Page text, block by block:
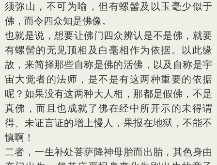
须弥山，不可为喻，但有螺髻及以玉毫少似于
佛，而令四众知是佛像。
也就是说，想要让佛门四众辨认是不是佛，就要
有螺髻的无见顶相及白毫相作为依据。以此缘
故，来简择那些自称是佛的活佛，以及自称是宇
宙大觉者的法师，是不是有这两种重要的依据
呢？如果没有这两种大人相，那都是假佛，不是
真佛，而且也成就了佛在经中所开示的未得谓
得、未证言证的增上慢人，果报在地狱，不能不
慎啊！
二者，一生补处菩萨降神母胎而出胎，其色身由